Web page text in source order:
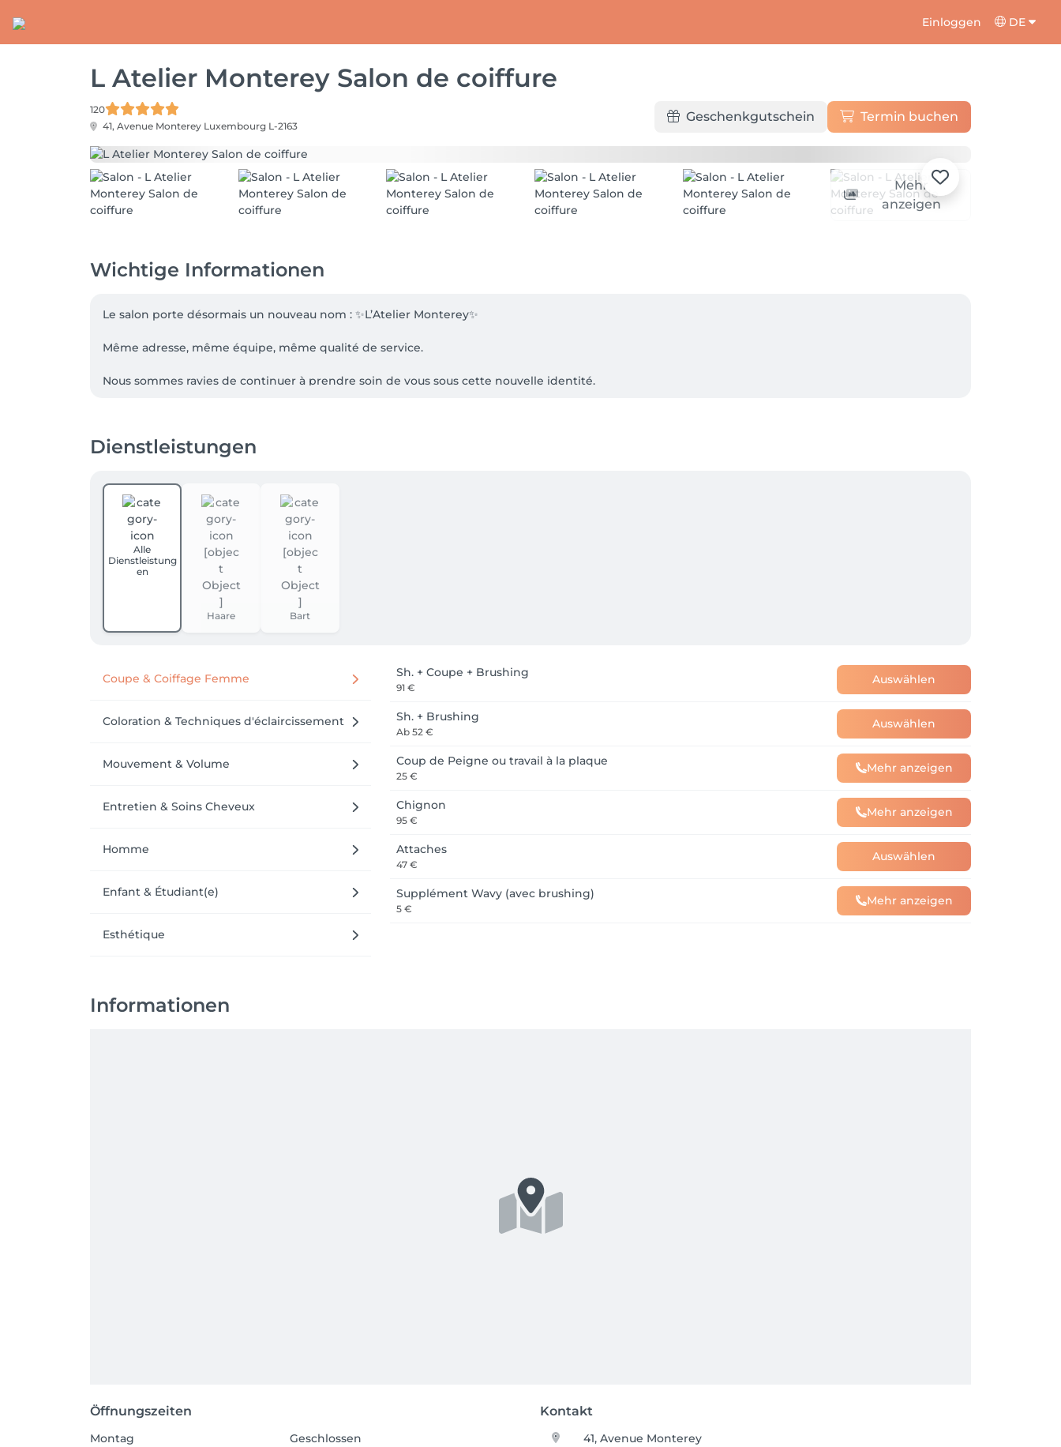
Einloggen DE
L Atelier Monterey Salon de coiffure
120
41, Avenue Monterey Luxembourg L-2163
Geschenkgutschein Termin buchen
Mehr
anzeigen
Wichtige Informationen
Le salon porte désormais un nouveau nom : ✨L’Atelier Monterey✨
Même adresse, même équipe, même qualité de service.
Nous sommes ravies de continuer à prendre soin de vous sous cette nouvelle identité.
Nous avons fait un rêve et nous l’avons réalisé pour que vous soyez heureux chez nous.
Dienstleistungen
Alle
Dienstleistung
en
Haare Bart
Coupe & Coiffage Femme
Coloration & Techniques d'éclaircissement
Mouvement & Volume
Entretien & Soins Cheveux
Homme
Enfant & Étudiant(e)
Esthétique
Sh. + Coupe + Brushing
91 €
Auswählen
Sh. + Brushing
Ab 52 €
Auswählen
Coup de Peigne ou travail à la plaque
25 €
Mehr anzeigen
Chignon
95 €
Mehr anzeigen
Attaches
47 €
Auswählen
Supplément Wavy (avec brushing)
5 €
Mehr anzeigen
Informationen
Öffnungszeiten Kontakt
Montag
Geschlossen
41, Avenue Monterey